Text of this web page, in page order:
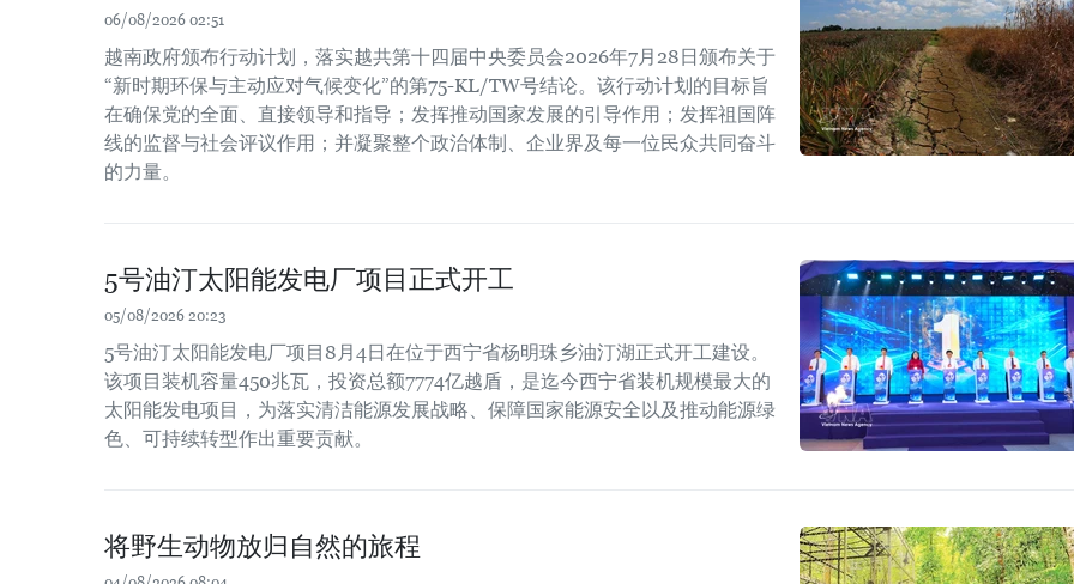
06/08/2026 02:51
越南政府颁布行动计划，落实越共第十四届中央委员会2026年7月28日颁布关于
“新时期环保与主动应对气候变化”的第75-KL/TW号结论。该行动计划的目标旨
在确保党的全面、直接领导和指导；发挥推动国家发展的引导作用；发挥祖国阵
线的监督与社会评议作用；并凝聚整个政治体制、企业界及每一位民众共同奋斗
的力量。
5号油汀太阳能发电厂项目正式开工
05/08/2026 20:23
5号油汀太阳能发电厂项目8月4日在位于西宁省杨明珠乡油汀湖正式开工建设。
该项目装机容量450兆瓦，投资总额7774亿越盾，是迄今西宁省装机规模最大的
太阳能发电项目，为落实清洁能源发展战略、保障国家能源安全以及推动能源绿
色、可持续转型作出重要贡献。
将野生动物放归自然的旅程